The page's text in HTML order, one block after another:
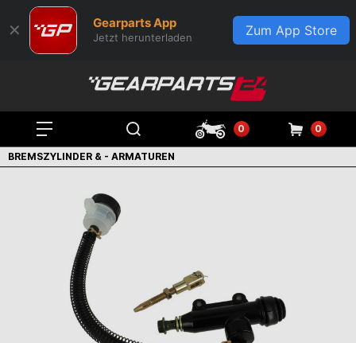
✕ Gearparts App
Jetzt herunterladen Zum App Store
0 0
BREMSZYLINDER & - ARMATUREN